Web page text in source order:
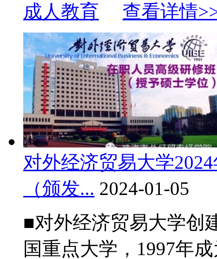
成人教育
查看详情
对外经济贸易大学
（颁发... 2024-01-05
■对外经济贸易大学创
国重点大学，1997年